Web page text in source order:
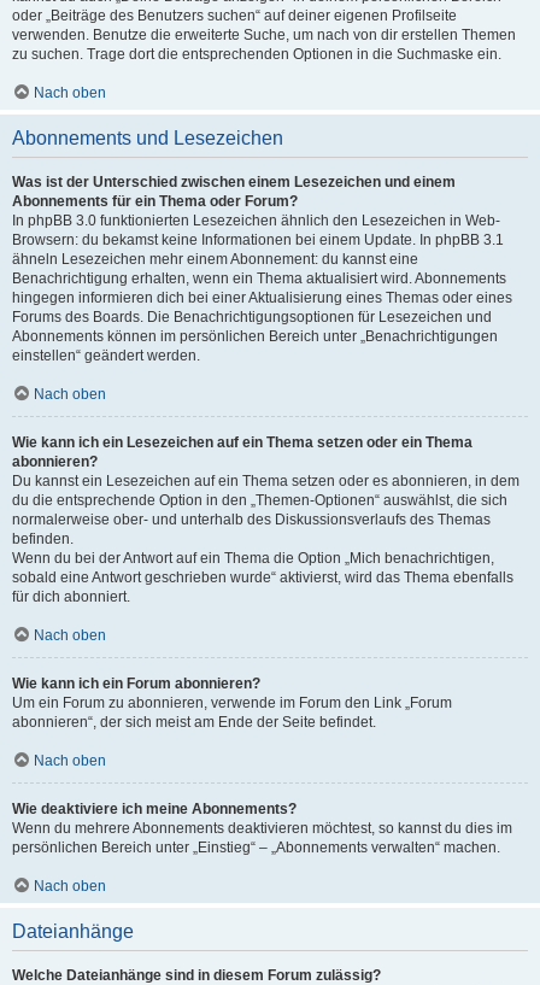
oder „Beiträge des Benutzers suchen“ auf deiner eigenen Profilseite
verwenden. Benutze die erweiterte Suche, um nach von dir erstellen Themen
zu suchen. Trage dort die entsprechenden Optionen in die Suchmaske ein.
Nach oben
Abonnements und Lesezeichen
Was ist der Unterschied zwischen einem Lesezeichen und einem
Abonnements für ein Thema oder Forum?
In phpBB 3.0 funktionierten Lesezeichen ähnlich den Lesezeichen in Web-
Browsern: du bekamst keine Informationen bei einem Update. In phpBB 3.1
ähneln Lesezeichen mehr einem Abonnement: du kannst eine
Benachrichtigung erhalten, wenn ein Thema aktualisiert wird. Abonnements
hingegen informieren dich bei einer Aktualisierung eines Themas oder eines
Forums des Boards. Die Benachrichtigungsoptionen für Lesezeichen und
Abonnements können im persönlichen Bereich unter „Benachrichtigungen
einstellen“ geändert werden.
Nach oben
Wie kann ich ein Lesezeichen auf ein Thema setzen oder ein Thema
abonnieren?
Du kannst ein Lesezeichen auf ein Thema setzen oder es abonnieren, in dem
du die entsprechende Option in den „Themen-Optionen“ auswählst, die sich
normalerweise ober- und unterhalb des Diskussionsverlaufs des Themas
befinden.
Wenn du bei der Antwort auf ein Thema die Option „Mich benachrichtigen,
sobald eine Antwort geschrieben wurde“ aktivierst, wird das Thema ebenfalls
für dich abonniert.
Nach oben
Wie kann ich ein Forum abonnieren?
Um ein Forum zu abonnieren, verwende im Forum den Link „Forum
abonnieren“, der sich meist am Ende der Seite befindet.
Nach oben
Wie deaktiviere ich meine Abonnements?
Wenn du mehrere Abonnements deaktivieren möchtest, so kannst du dies im
persönlichen Bereich unter „Einstieg“ – „Abonnements verwalten“ machen.
Nach oben
Dateianhänge
Welche Dateianhänge sind in diesem Forum zulässig?